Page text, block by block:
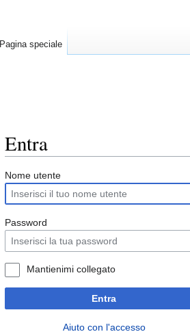
Entra
Jump
to
navigation
Jump
to
search
Nome utente
Password
Mantienimi collegato
Entra
Aiuto con l'accesso
Pagina speciale